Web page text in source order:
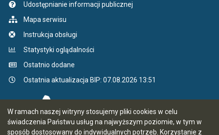
W ramach naszej witryny stosujemy pliki cookies w celu
świadczenia Państwu usług na najwyższym poziomie, w tym w
sposób dostosowany do indywidualnych potrzeb. Korzystanie z
Udostępnianie informacji publicznej
Mapa serwisu
Instrukcja obsługi
Statystyki oglądalności
Ostatnio dodane
Ostatnia aktualizacja BIP: 07.08.2026 13:51